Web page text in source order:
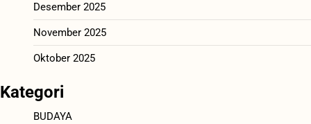
Desember 2025
November 2025
Oktober 2025
Kategori
BUDAYA